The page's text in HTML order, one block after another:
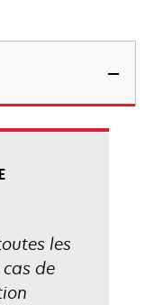
les
de